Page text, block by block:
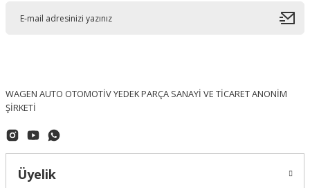
WAGEN AUTO OTOMOTİV YEDEK PARÇA SANAYİ VE TİCARET ANONİM
ŞİRKETİ
Üyelik